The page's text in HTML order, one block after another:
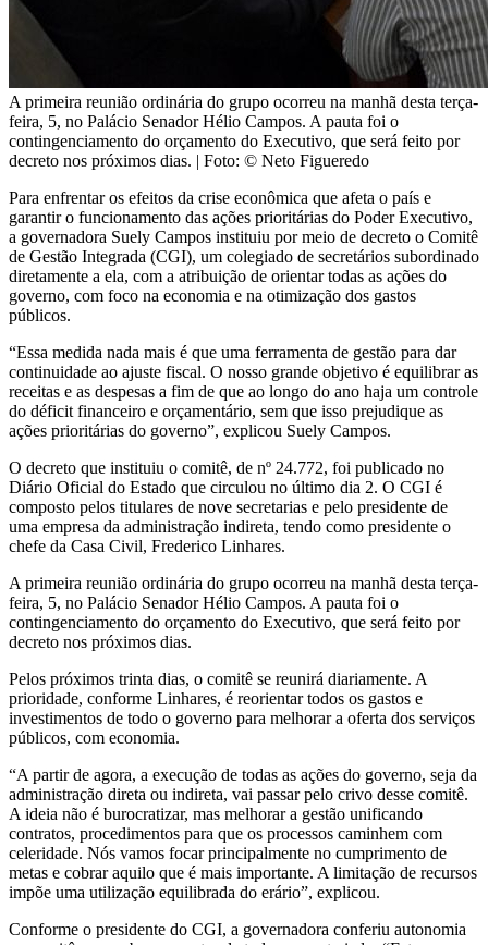
A primeira reunião ordinária do grupo ocorreu na manhã desta terça-
feira, 5, no Palácio Senador Hélio Campos. A pauta foi o
contingenciamento do orçamento do Executivo, que será feito por
decreto nos próximos dias. | Foto: © Neto Figueredo
Para enfrentar os efeitos da crise econômica que afeta o país e
garantir o funcionamento das ações prioritárias do Poder Executivo,
a governadora Suely Campos instituiu por meio de decreto o Comitê
de Gestão Integrada (CGI), um colegiado de secretários subordinado
diretamente a ela, com a atribuição de orientar todas as ações do
governo, com foco na economia e na otimização dos gastos
públicos.
“Essa medida nada mais é que uma ferramenta de gestão para dar
continuidade ao ajuste fiscal. O nosso grande objetivo é equilibrar as
receitas e as despesas a fim de que ao longo do ano haja um controle
do déficit financeiro e orçamentário, sem que isso prejudique as
ações prioritárias do governo”, explicou Suely Campos.
O decreto que instituiu o comitê, de nº 24.772, foi publicado no
Diário Oficial do Estado que circulou no último dia 2. O CGI é
composto pelos titulares de nove secretarias e pelo presidente de
uma empresa da administração indireta, tendo como presidente o
chefe da Casa Civil, Frederico Linhares.
A primeira reunião ordinária do grupo ocorreu na manhã desta terça-
feira, 5, no Palácio Senador Hélio Campos. A pauta foi o
contingenciamento do orçamento do Executivo, que será feito por
decreto nos próximos dias.
Pelos próximos trinta dias, o comitê se reunirá diariamente. A
prioridade, conforme Linhares, é reorientar todos os gastos e
investimentos de todo o governo para melhorar a oferta dos serviços
públicos, com economia.
“A partir de agora, a execução de todas as ações do governo, seja da
administração direta ou indireta, vai passar pelo crivo desse comitê.
A ideia não é burocratizar, mas melhorar a gestão unificando
contratos, procedimentos para que os processos caminhem com
celeridade. Nós vamos focar principalmente no cumprimento de
metas e cobrar aquilo que é mais importante. A limitação de recursos
impõe uma utilização equilibrada do erário”, explicou.
Conforme o presidente do CGI, a governadora conferiu autonomia